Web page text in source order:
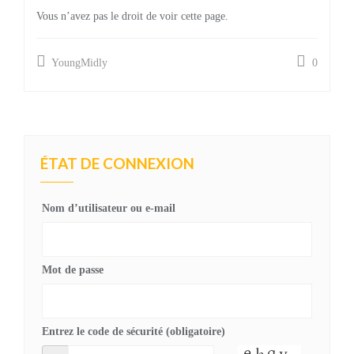
Vous n’avez pas le droit de voir cette page.
YoungMidly 0
ÉTAT DE CONNEXION
Nom d’utilisateur ou e-mail
Mot de passe
Entrez le code de sécurité (obligatoire)